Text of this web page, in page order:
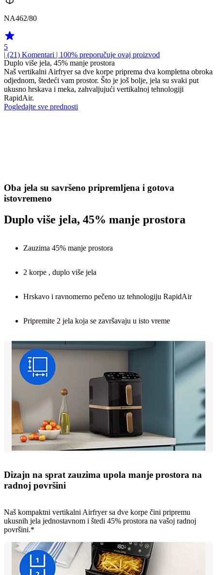
NA462/80
5
| (21) Komentari | 100% preporučuje ovaj proizvod
Duplo više jela, 45% manje prostora
Naš vertikalni Airfryer sa dve korpe priprema dva kompletna obroka
odjednom, štedeći vam prostor. Što je još bolje, jela su svaki put
ukusno hrskava i meka, zahvaljujući vertikalnoj tehnologiji
RapidAir.
Pogledajte sve prednosti
Oba jela su savršeno pripremljena i gotova
istovremeno
Duplo više jela, 45% manje prostora
Zauzima 45% manje prostora
2 korpe , duplo više jela
Hrskavo i ravnomerno pečeno uz tehnologiju RapidAir
Pripremite 2 jela koja se završavaju u isto vreme
Dizajn na sprat zauzima upola manje prostora na
radnoj površini
Naš kompaktni vertikalni Airfryer sa dve korpe čini pripremu
ukusnih jela jednostavnom i štedi 45% prostora na vašoj radnoj
površini.*